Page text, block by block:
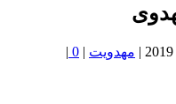
| مهدویت |
0
|